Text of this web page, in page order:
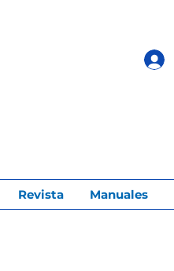
Revista Manuales